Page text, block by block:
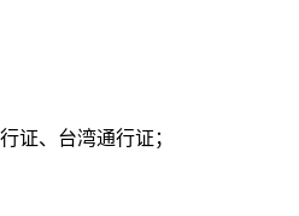
证、台湾通行证；